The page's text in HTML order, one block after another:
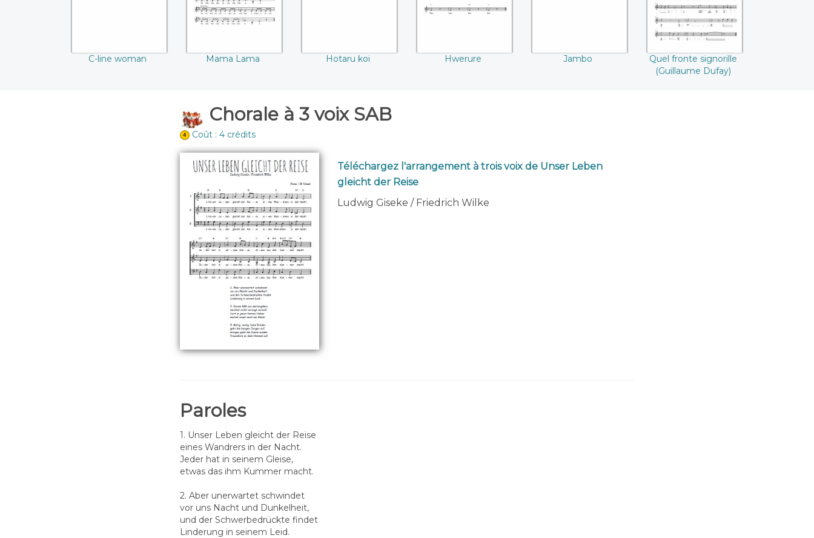
C-line woman Mama Lama Hotaru koi Hwerure Jambo
Quel fronte signorille
(Guillaume Dufay)
Chorale à 3 voix SAB
Coût : 4 crédits
Téléchargez l'arrangement à trois voix de Unser Leben
gleicht der Reise
Ludwig Giseke / Friedrich Wilke
Paroles
1. Unser Leben gleicht der Reise
eines Wandrers in der Nacht.
Jeder hat in seinem Gleise,
etwas das ihm Kummer macht.
2. Aber unerwartet schwindet
vor uns Nacht und Dunkelheit,
und der Schwerbedrückte findet
Linderung in seinem Leid.